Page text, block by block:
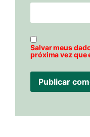
Salvar meus
próxima vez que